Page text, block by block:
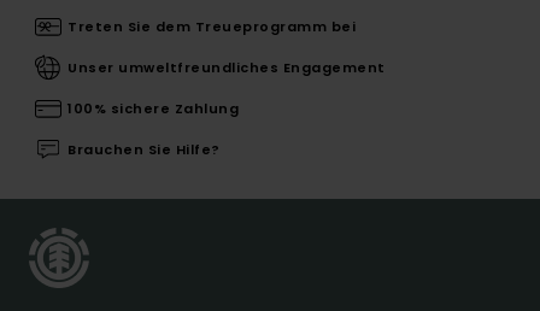
Treten Sie dem Treueprogramm bei
Unser umweltfreundliches Engagement
100% sichere Zahlung
Brauchen Sie Hilfe?